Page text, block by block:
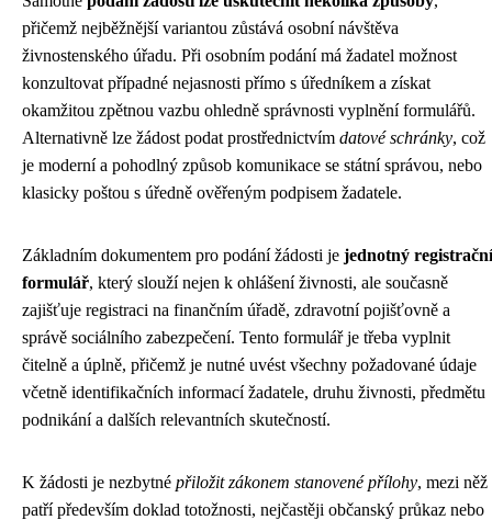
přičemž nejběžnější variantou zůstává osobní návštěva
živnostenského úřadu. Při osobním podání má žadatel možnost
konzultovat případné nejasnosti přímo s úředníkem a získat
okamžitou zpětnou vazbu ohledně správnosti vyplnění formulářů.
Alternativně lze žádost podat prostřednictvím datové schránky, což
je moderní a pohodlný způsob komunikace se státní správou, nebo
klasicky poštou s úředně ověřeným podpisem žadatele.
Základním dokumentem pro podání žádosti je jednotný registrační
formulář, který slouží nejen k ohlášení živnosti, ale současně
zajišťuje registraci na finančním úřadě, zdravotní pojišťovně a
správě sociálního zabezpečení. Tento formulář je třeba vyplnit
čitelně a úplně, přičemž je nutné uvést všechny požadované údaje
včetně identifikačních informací žadatele, druhu živnosti, předmětu
podnikání a dalších relevantních skutečností.
K žádosti je nezbytné přiložit zákonem stanovené přílohy, mezi něž
patří především doklad totožnosti, nejčastěji občanský průkaz nebo